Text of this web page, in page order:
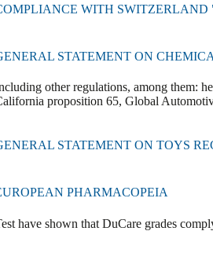
WITH
STATEMENT ON
other regulations, among them:
proposition 65, Global
STATEMENT ON TOYS
PHARMACOPEIA
have shown that DuCare grades